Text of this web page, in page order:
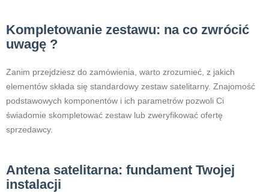
Kompletowanie zestawu: na co zwrócić
uwagę ?
Zanim przejdziesz do zamówienia, warto zrozumieć, z jakich
elementów składa się standardowy zestaw satelitarny. Znajomość
podstawowych komponentów i ich parametrów pozwoli Ci
świadomie skompletować zestaw lub zweryfikować ofertę
sprzedawcy.
Antena satelitarna: fundament Twojej
instalacji